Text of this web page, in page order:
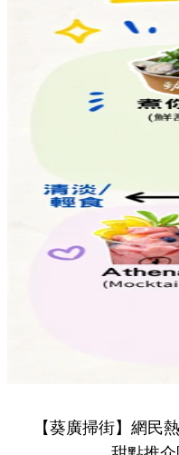
【葵廣掃街】網民